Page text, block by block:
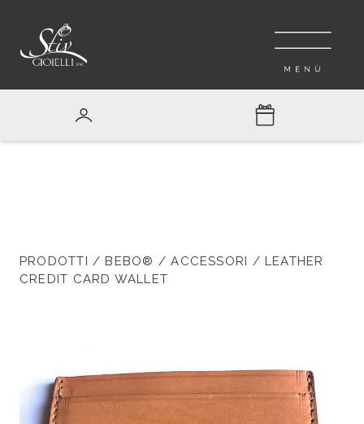
PRODOTTI / BEBO® /ACCESSORI / LEATHER
CREDIT CARD WALLET